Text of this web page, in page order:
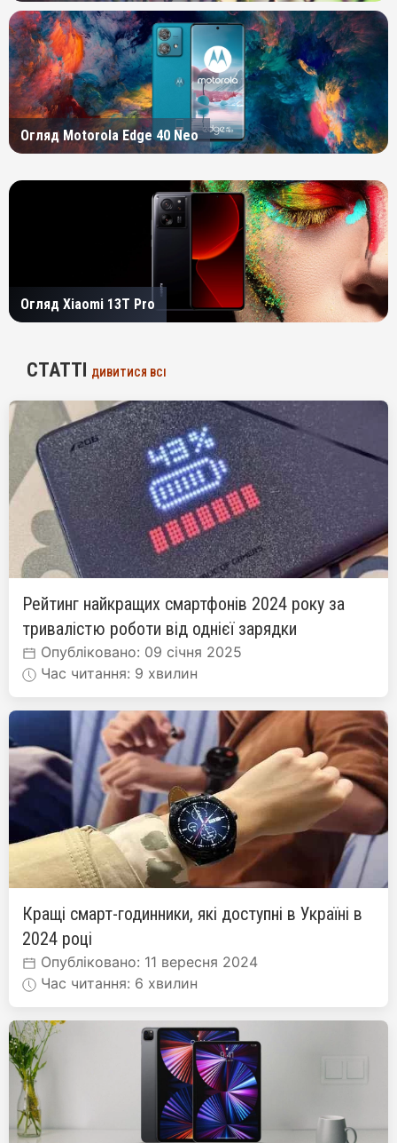
Огляд Motorola Edge 40 Neo
Огляд Xiaomi 13T Pro
СТАТТІ ДИВИТИСЯ ВСІ
Рейтинг найкращих смартфонів 2024 року за
тривалістю роботи від однієї зарядки
Опубліковано: 09 січня 2025
Час читання: 9 хвилин
Кращі смарт-годинники, які доступні в Україні в
2024 році
Опубліковано: 11 вересня 2024
Час читання: 6 хвилин